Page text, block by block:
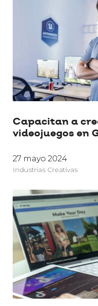
Capacitan a
videojuegos en
27 mayo 2024
Industrias Creativas